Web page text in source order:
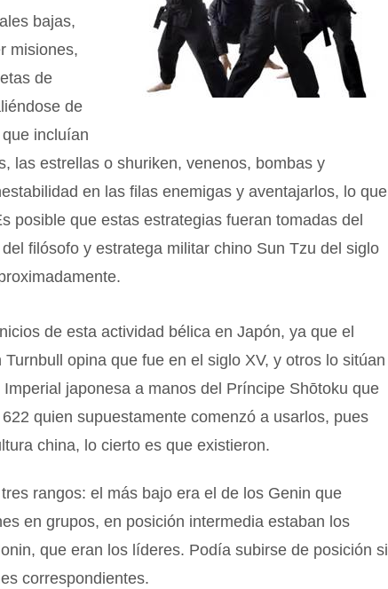
bajas,
misiones,
de
de
incluían
las estrellas o shuriken, venenos, bombas y
en las filas enemigas y aventajarlos, lo que
posible que estas estrategias fueran tomadas del
del filósofo y estratega militar chino Sun Tzu del siglo
de esta actividad bélica en Japón, ya que el
opina que fue en el siglo XV, y otros lo sitúan
japonesa a manos del Príncipe Shōtoku que
quien supuestamente comenzó a usarlos, pues
china, lo cierto es que existieron.
rangos: el más bajo era el de los Genin que
en grupos, en posición intermedia estaban los
que eran los líderes. Podía subirse de posición si
correspondientes.